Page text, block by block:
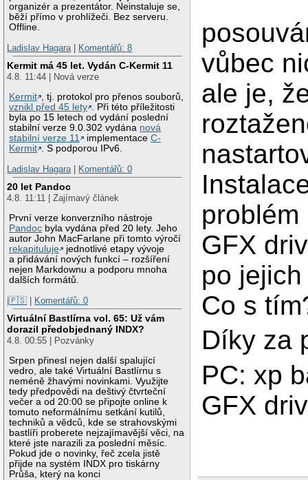
organizér a prezentátor. Neinstaluje se,
běží přímo v prohlížeči. Bez serveru.
Offline.
Ladislav Hagara | Komentářů: 8
Kermit má 45 let. Vydán C-Kermit 11
4.8. 11:44 | Nová verze
Kermit , tj. protokol pro přenos souborů,
vznikl před 45 lety . Při této příležitosti
byla po 15 letech od vydání poslední
stabilní verze 9.0.302 vydána nová
stabilní verze 11
implementaceC-
Kermit . S podporou IPv6.
Ladislav Hagara | Komentářů: 0
20 let Pandoc
4.8. 11:11 | Zajímavý článek
První verze konverzního nástroje
Pandoc byla vydána před 20 lety. Jeho
autor John MacFarlane při tomto výročí
rekapituluje
jednotlivé etapy vývoje
a přidávání nových funkcí – rozšíření
nejen Markdownu a podporu mnoha
dalších formátů.
|🇵🇸 | Komentářů: 0
Virtuální Bastlírna vol. 65: Už vám
dorazil předobjednaný INDX?
4.8. 00:55 | Pozvánky
Srpen přinesl nejen další spalující
vedro, ale také Virtuální Bastlírnu s
neméně žhavými novinkami. Využijte
tedy předpovědi na deštivý čtvrteční
večer a od 20:00 se připojte online k
tomuto neformálnímu setkání kutilů,
techniků a vědců, kde se strahovskými
bastlíři proberete nejzajímavější věci, na
které jste narazili za poslední měsíc.
Pokud jde o novinky, řeč zcela jistě
přijde na systém INDX pro tiskárny
Průša, který na konci
vůbec
ale je,
GFX
po
Co s
Díky za
PC: xp
GFX